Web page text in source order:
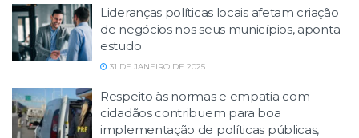
Lideranças políticas locais afetam criação
de negócios nos seus municípios, aponta
estudo
31 DE JANEIRO DE 2025
Respeito às normas e empatia com
cidadãos contribuem para boa
implementação de políticas públicas,